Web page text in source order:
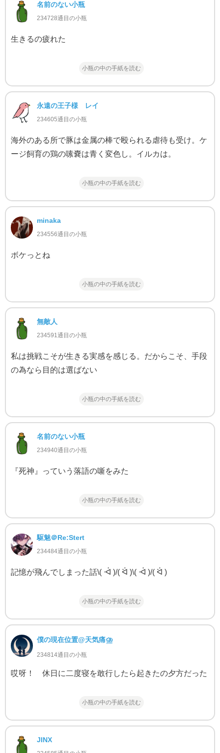
名前のない小瓶
234728通目の小瓶
生きるの疲れた
小瓶の中の手紙を読む
永遠の王子様 レイ
234605通目の小瓶
海外のある所で豚は金属の棒で殴られる虐待も受け。ケ
ージ飼育の鶏の嗉嚢は青く変色し。イルカは。
小瓶の中の手紙を読む
minaka
234556通目の小瓶
ボケっとね
小瓶の中の手紙を読む
無敵人
234591通目の小瓶
私は挑戦こそが生きる実感を感じる。だからこそ、手段
の為なら目的は選ばない
小瓶の中の手紙を読む
名前のない小瓶
234940通目の小瓶
『死神』っていう落語の噺をみた
小瓶の中の手紙を読む
駆魅＠Re:Stert
234484通目の小瓶
記憶が飛んでしまった話\( ᐙ )/( ᐛ )\( ᐙ )/( ᐛ )
小瓶の中の手紙を読む
僕の現在位置@天気痛⛈
234814通目の小瓶
哎呀！ 休日に二度寝を敢行したら起きたの夕方だった
小瓶の中の手紙を読む
JINX